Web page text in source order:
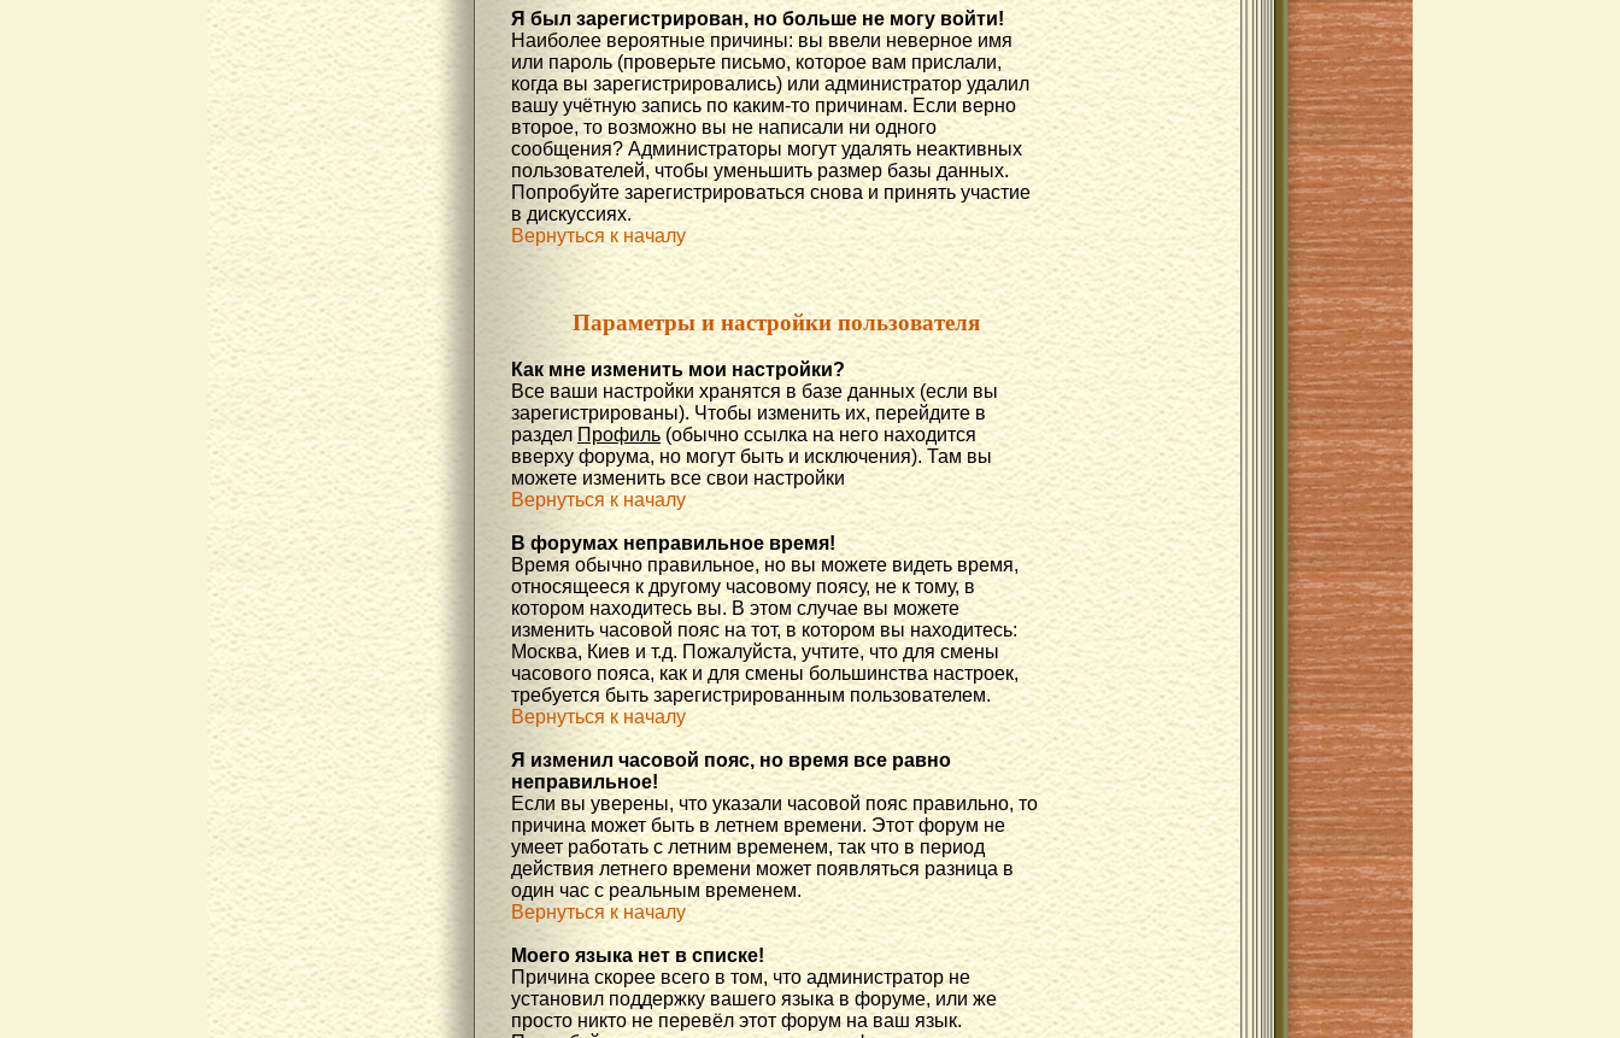
Я был зарегистрирован, но больше не могу войти!
Наиболее вероятные причины: вы ввели неверное имя
или пароль (проверьте письмо, которое вам прислали,
когда вы зарегистрировались) или администратор удалил
вашу учётную запись по каким-то причинам. Если верно
второе, то возможно вы не написали ни одного
сообщения? Администраторы могут удалять неактивных
пользователей, чтобы уменьшить размер базы данных.
Попробуйте зарегистрироваться снова и принять участие
в дискуссиях.
Вернуться к началу
Параметры и настройки пользователя
Как мне изменить мои настройки?
Все ваши настройки хранятся в базе данных (если вы
зарегистрированы). Чтобы изменить их, перейдите в
раздел Профиль(обычно ссылка на него находится
вверху форума, но могут быть и исключения). Там вы
можете изменить все свои настройки
Вернуться к началу
В форумах неправильное время!
Время обычно правильное, но вы можете видеть время,
относящееся к другому часовому поясу, не к тому, в
котором находитесь вы. В этом случае вы можете
изменить часовой пояс на тот, в котором вы находитесь:
Москва, Киев и т.д. Пожалуйста, учтите, что для смены
часового пояса, как и для смены большинства настроек,
требуется быть зарегистрированным пользователем.
Вернуться к началу
Я изменил часовой пояс, но время все равно
неправильное!
Если вы уверены, что указали часовой пояс правильно, то
причина может быть в летнем времени. Этот форум не
умеет работать с летним временем, так что в период
действия летнего времени может появляться разница в
один час с реальным временем.
Вернуться к началу
Моего языка нет в списке!
Причина скорее всего в том, что администратор не
установил поддержку вашего языка в форуме, или же
просто никто не перевёл этот форум на ваш язык.